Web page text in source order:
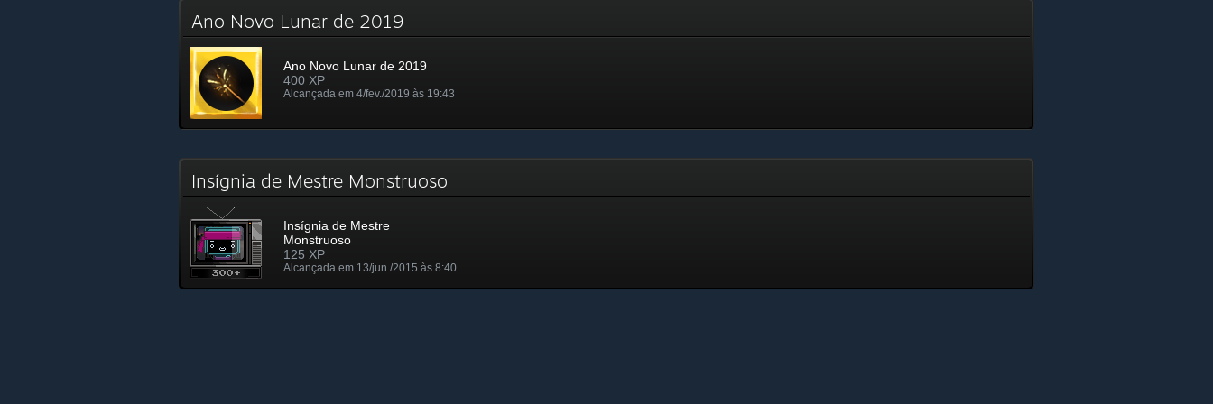
Ano Novo Lunar de 2019
Ano Novo Lunar de 2019
400 XP
Alcançada em 4/fev./2019 às 19:43
Insígnia de Mestre Monstruoso
Insígnia de Mestre
Monstruoso
125 XP
Alcançada em 13/jun./2015 às 8:40